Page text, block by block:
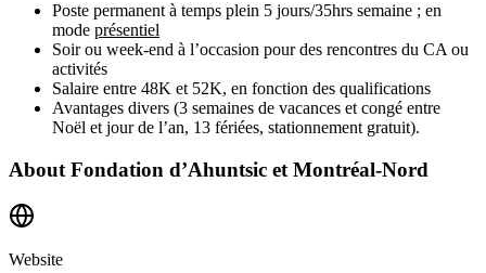
Poste permanent à temps plein 5 jours/35hrs semaine ; en
mode présentiel
Soir ou week-end à l’occasion pour des rencontres du CA ou
activités
Salaire entre 48K et 52K, en fonction des qualifications
Avantages divers (3 semaines de vacances et congé entre
Noël et jour de l’an, 13 fériées, stationnement gratuit).
About Fondation d’Ahuntsic et Montréal-Nord
Website